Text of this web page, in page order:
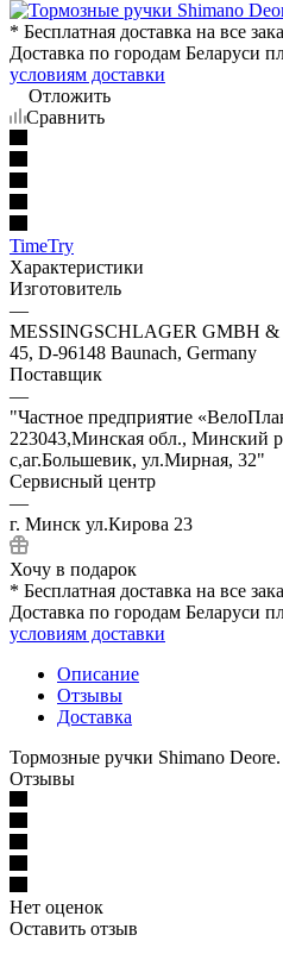
* Бесплатная доставка на все
Доставка по городам Беларуси
условиям доставки
Отложить
Сравнить
TimeTry
Характеристики
Изготовитель
—
MESSINGSCHLAGER GMBH &
45, D-96148 Baunach, Germany
Поставщик
—
"Частное предприятие
223043,Минская обл., Минский
с,аг.Большевик, ул.Мирная, 32"
Сервисный центр
—
г. Минск ул.Кирова 23
Хочу в подарок
* Бесплатная доставка на все
Доставка по городам Беларуси
условиям доставки
Описание
Отзывы
Доставка
Тормозные ручки Shimano
Отзывы
Нет оценок
Оставить отзыв